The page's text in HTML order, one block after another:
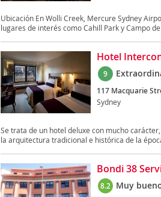
Ubicación En Wolli Creek, Mercure Sydney
lugares de interés como Cahill Park y Campo
Hotel
9
117 Macquarie
Sydney
Se trata de un hotel deluxe con mucho
la arquitectura tradicional e histórica de la
Bondi 38
8.2 Muy